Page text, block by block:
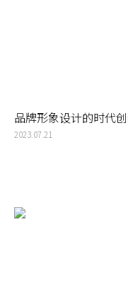
品牌形象设计的时代
2023.07.21